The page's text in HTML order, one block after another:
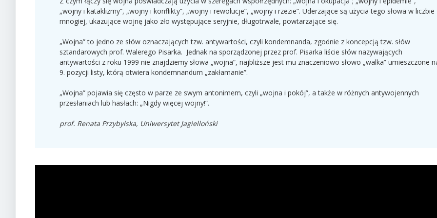
„wojny i kataklizmy”, „wojny i konflikty”, „wojny i rewolucje”, „wojny i rzezie”. Uderzające są użycia tego słowa w liczbie
mnogiej, ukazujące wojnę jako zło występujące seryjnie, długotrwale, powtarzające się.
„Wojna” to jedno ze słów oznaczających tzw. antywartości, czyli kondemnanda, zgodnie z koncepcją tzw. słów
sztandarowych prof. Walerego Pisarka. Jednak na sporządzonej przez prof. Pisarka liście słów nazywających
antywartości z roku 1999 nie znajdziemy słowa „wojna”, najbliższe jest mu znaczeniowo słowo „walka” umieszczone
9. pozycji listy, którą otwiera kondemnandum „zakłamanie”.
„Wojna” pojawia się często w parze ze swym antonimem, czyli „wojna i pokój”, a także w różnych antywojennych
przesłaniach lub hasłach: „Nigdy więcej wojny!”.
prof. Renata Przybylska, Uniwersytet Jagielloński